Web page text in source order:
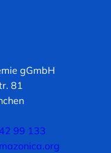
gGmbH
81
99 133